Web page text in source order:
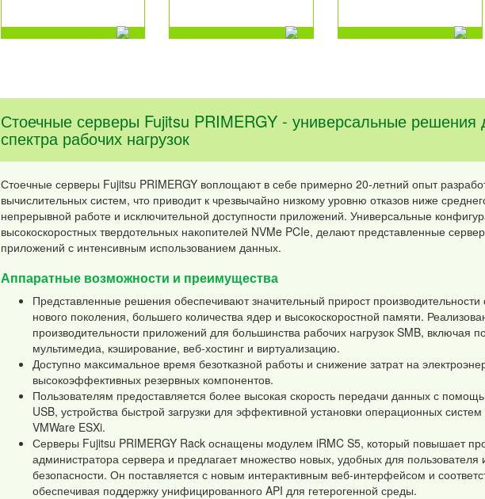
Стоечные серверы Fujitsu PRIMERGY - универсальные решения
спектра рабочих нагрузок
Стоечные серверы Fujitsu PRIMERGY воплощают в себе примерно 20-летний опыт
вычислительных систем, что приводит к чрезвычайно низкому уровню отказов ниже
непрерывной работе и исключительной доступности приложений. Универсальные
высокоскоростных твердотельных накопителей NVMe PCIe, делают представленные
приложений с интенсивным использованием данных.
Аппаратные возможности и преимущества
Представленные решения обеспечивают значительный прирост
нового поколения, большего количества ядер и высокоскоростной памяти.
производительности приложений для большинства рабочих нагрузок SMB, включая
мультимедиа, кэширование, веб-хостинг и виртуализацию.
Доступно максимальное время безотказной работы и снижение затрат на
высокоэффективных резервных компонентов.
Пользователям предоставляется более высокая скорость передачи данных с
USB, устройства быстрой загрузки для эффективной установки операционных систем
VMWare ESXi.
Серверы Fujitsu PRIMERGY Rack оснащены модулем iRMC S5, который повышает
администратора сервера и предлагает множество новых, удобных для
безопасности. Он поставляется с новым интерактивным веб-интерфейсом и
обеспечивая поддержку унифицированного API для гетерогенной среды.